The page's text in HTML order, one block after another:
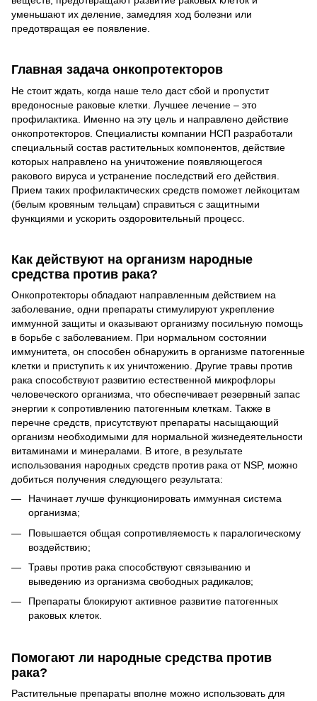
уменьшают их деление, замедляя ход болезни или
предотвращая ее появление.
Главная задача онкопротекторов
Не стоит ждать, когда наше тело даст сбой и пропустит
вредоносные раковые клетки. Лучшее лечение – это
профилактика. Именно на эту цель и направлено действие
онкопротекторов. Специалисты компании НСП разработали
специальный состав растительных компонентов, действие
которых направлено на уничтожение появляющегося
ракового вируса и устранение последствий его действия.
Прием таких профилактических средств поможет лейкоцитам
(белым кровяным тельцам) справиться с защитными
функциями и ускорить оздоровительный процесс.
Как действуют на организм народные
средства против рака?
Онкопротекторы обладают направленным действием на
заболевание, одни препараты стимулируют укрепление
иммунной защиты и оказывают организму посильную помощь
в борьбе с заболеванием. При нормальном состоянии
иммунитета, он способен обнаружить в организме патогенные
клетки и приступить к их уничтожению. Другие травы против
рака способствуют развитию естественной микрофлоры
человеческого организма, что обеспечивает резервный запас
энергии к сопротивлению патогенным клеткам. Также в
перечне средств, присутствуют препараты насыщающий
организм необходимыми для нормальной жизнедеятельности
витаминами и минералами. В итоге, в результате
использования народных средств против рака от NSP, можно
добиться получения следующего результата:
Начинает лучше функционировать иммунная система
организма;
Повышается общая сопротивляемость к паралогическому
воздействию;
Травы против рака способствуют связыванию и
выведению из организма свободных радикалов;
Препараты блокируют активное развитие патогенных
раковых клеток.
Помогают ли народные средства против
рака?
Растительные препараты вполне можно использовать для